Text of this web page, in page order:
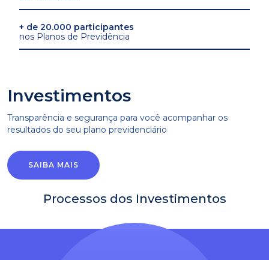
+ de 20.000 participantes
nos Planos de Previdência
Investimentos
Transparência e segurança para você acompanhar os
resultados do seu plano previdenciário
SAIBA MAIS
Processos dos Investimentos